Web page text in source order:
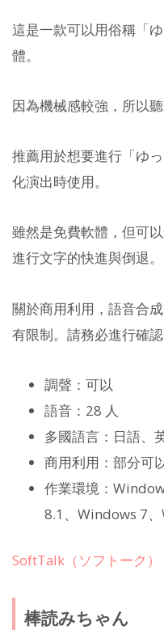
這是一款可以用俗稱「
體。
因為機械感較強，所以聽
推薦用於想要進行「ゆ
化演出時使用。
雖然是免費軟體，但可
進行文字的快進與倒退。
關於商用利用，語音合
有限制。請務必進行確認
調聲：可以
語音：28 人
多國語言：日語、
商用利用：部分可
作業環境：
8.1、Windows 7
SoftTalk（ソフトーク）
棒読みちゃん